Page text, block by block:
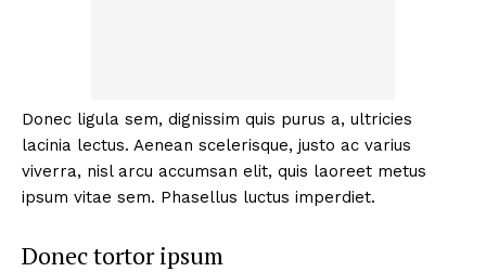
Donec ligula sem, dignissim quis purus a, ultricies
lacinia lectus. Aenean scelerisque, justo ac varius
viverra, nisl arcu accumsan elit, quis laoreet metus
ipsum vitae sem. Phasellus luctus imperdiet.
Donec tortor ipsum